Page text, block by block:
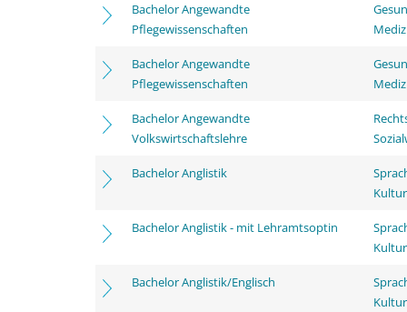
Bachelor Angewandte
Pflegewissenschaften
Bachelor Angewandte
Pflegewissenschaften
Bachelor Angewandte
Volkswirtschaftslehre
Bachelor Anglistik
Bachelor Anglistik - mit Lehramtsoptin
Bachelor Anglistik/Englisch